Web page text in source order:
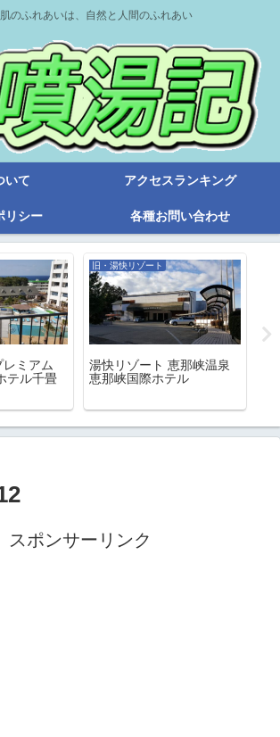
のふれあいは、自然と人間のふれあい
いて アクセスランキング
リシー 各種お問い合わせ
ミアム
テル千畳
旧・湯快リゾート
湯快リゾート 恵那峡温泉
恵那峡国際ホテル
スポンサーリンク